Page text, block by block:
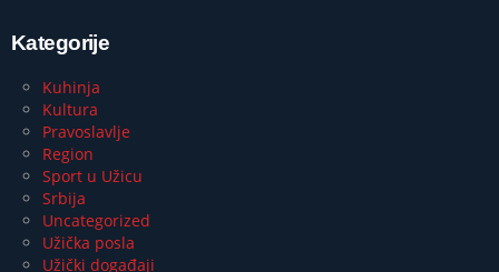
Kategorije
Kuhinja
Kultura
Pravoslavlje
Region
Sport u Užicu
Srbija
Uncategorized
Užička posla
Užički događaji